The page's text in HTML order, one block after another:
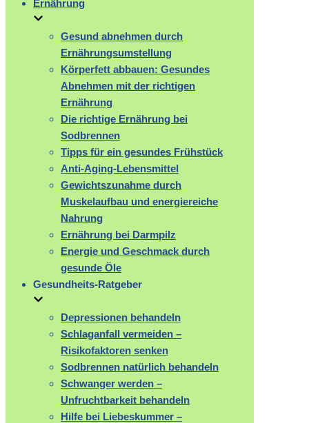
Ernährung
Gesund abnehmen durch
Ernährungsumstellung
Körperfett abbauen: Gesundes
Abnehmen mit der richtigen
Ernährung
Die richtige Ernährung bei
Sodbrennen
Tipps für ein gesundes Frühstück
Anti-Aging-Lebensmittel
Gewichtszunahme durch
Muskelaufbau und energiereiche
Nahrung
Ernährung bei Darmpilz
Energie und Geschmack durch
gesunde Öle
Gesundheits-Ratgeber
Depressionen behandeln
Schlaganfall vermeiden –
Risikofaktoren senken
Sodbrennen natürlich behandeln
Schwanger werden –
Unfruchtbarkeit behandeln
Hilfe bei Liebeskummer –